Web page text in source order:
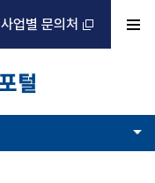
사업별 문의처